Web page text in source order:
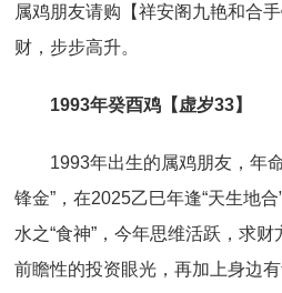
属鸡朋友请购【祥安阁九艳和合
财，步步高升。
1993年癸酉鸡【虚岁33】
1993年出生的属鸡朋友，年命
锋金”，在2025乙巳年逢“天生地
水之“食神”，今年思维活跃，求
前瞻性的投资眼光，再加上身边